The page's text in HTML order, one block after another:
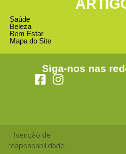
Saúde
Beleza
Bem Estar
Mapa do Site
Siga-nos nas
Isenção de
responsabilidade: